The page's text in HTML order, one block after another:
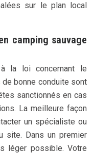
sur le plan local
camping sauvage
la loi concernant le
bonne conduite sont
sanctionnés en cas
La meilleure façon
un spécialiste ou
site. Dans un premier
léger possible. Votre